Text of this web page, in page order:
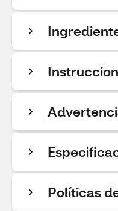
Políticas